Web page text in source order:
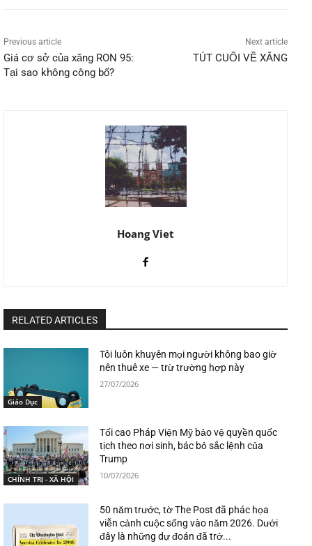
Previous article
Giá cơ sở của xăng RON 95:
Tại sao không công bố?
Next article
TÚT CUỐI VỀ XĂNG
Hoang Viet
RELATED ARTICLES
Giáo Dục
Tôi luôn khuyên mọi người không bao giờ
nên thuê xe — trừ trường hợp này
27/07/2026
CHÍNH TRỊ - XÃ HỘI
Tối cao Pháp Viện Mỹ bảo vệ quyền quốc
tịch theo nơi sinh, bác bỏ sắc lệnh của
Trump
10/07/2026
50 năm trước, tờ The Post đã phác họa
viễn cảnh cuộc sống vào năm 2026. Dưới
đây là những dự đoán đã trở...